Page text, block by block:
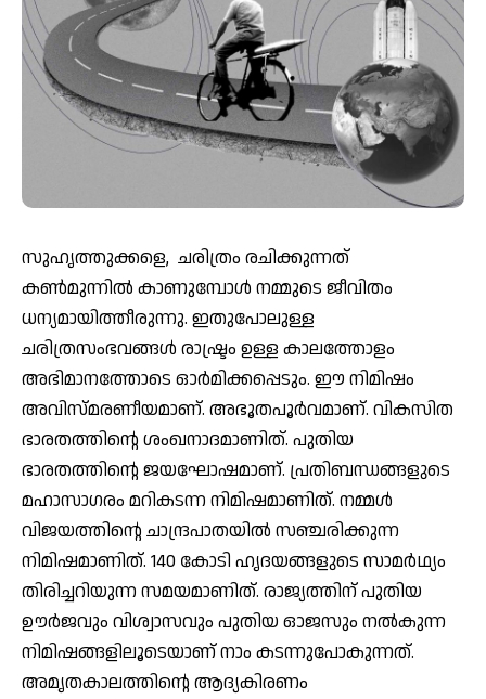
സുഹൃത്തുക്കളെ, ചരിത്രം രചിക്കുന്നത്
കണ്‍മുന്നില്‍ കാണുമ്പോള്‍ നമ്മുടെ ജീവിതം
ധന്യമായിത്തീരുന്നു. ഇതുപോലുള്ള
ചരിത്രസംഭവങ്ങള്‍ രാഷ്ട്രം ഉള്ള കാലത്തോളം
അഭിമാനത്തോടെ ഓര്‍മിക്കപ്പെടും. ഈ നിമിഷം
അവിസ്മരണീയമാണ്. അഭൂതപൂര്‍വമാണ്. വികസിത
ഭാരതത്തിന്റെ ശംഖനാദമാണിത്. പുതിയ
ഭാരതത്തിന്റെ ജയഘോഷമാണ്. പ്രതിബന്ധങ്ങളുടെ
മഹാസാഗരം മറികടന്ന നിമിഷമാണിത്. നമ്മള്‍
വിജയത്തിന്റെ ചാന്ദ്രപാതയില്‍ സഞ്ചരിക്കുന്ന
നിമിഷമാണിത്. 140 കോടി ഹൃദയങ്ങളുടെ സാമര്‍ഥ്യം
തിരിച്ചറിയുന്ന സമയമാണിത്. രാജ്യത്തിന് പുതിയ
ഊര്‍ജവും വിശ്വാസവും പുതിയ ഓജസും നല്‍കുന്ന
നിമിഷങ്ങളിലൂടെയാണ് നാം കടന്നുപോകുന്നത്.
അമൃതകാലത്തിന്റെ ആദ്യകിരണം